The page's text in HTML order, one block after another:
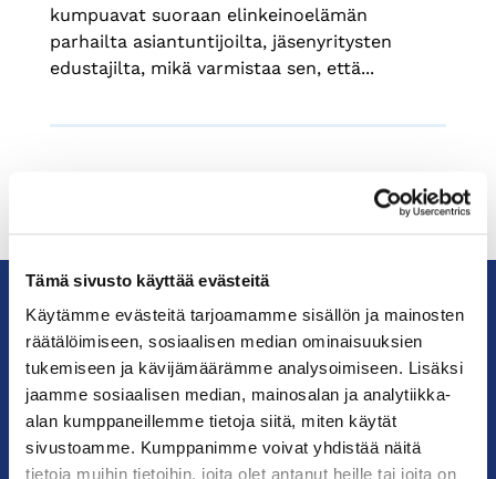
Tämä sivusto käyttää evästeitä
Käytämme evästeitä tarjoamamme sisällön ja mainosten
räätälöimiseen, sosiaalisen median ominaisuuksien
tukemiseen ja kävijämäärämme analysoimiseen. Lisäksi
jaamme sosiaalisen median, mainosalan ja analytiikka-
alan kumppaneillemme tietoja siitä, miten käytät
sivustoamme. Kumppanimme voivat yhdistää näitä
tietoja muihin tietoihin, joita olet antanut heille tai joita on
kumpuavat suoraan elinkeinoelämän
parhailta asiantuntijoilta, jäsenyritysten
edustajilta, mikä varmistaa sen, että...
KauppakamariHelsingin
seudun
kauppakamari
YHTEYSTIEDOT